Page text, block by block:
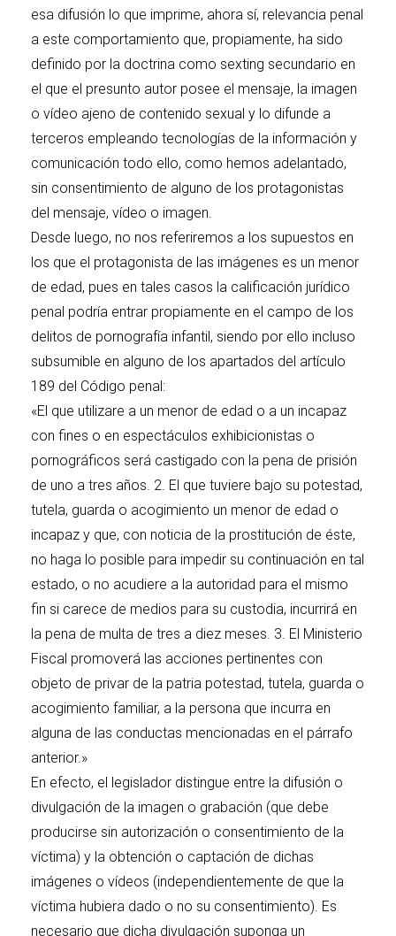
esa difusión lo que imprime, ahora sí, relevancia penal
a este comportamiento que, propiamente, ha sido
definido por la doctrina como sexting secundario en
el que el presunto autor posee el mensaje, la imagen
o vídeo ajeno de contenido sexual y lo difunde a
terceros empleando tecnologías de la información y
comunicación todo ello, como hemos adelantado,
sin consentimiento de alguno de los protagonistas
del mensaje, vídeo o imagen.
Desde luego, no nos referiremos a los supuestos en
los que el protagonista de las imágenes es un menor
de edad, pues en tales casos la calificación jurídico
penal podría entrar propiamente en el campo de los
delitos de pornografía infantil, siendo por ello incluso
subsumible en alguno de los apartados del artículo
189 del Código penal:
«El que utilizare a un menor de edad o a un incapaz
con fines o en espectáculos exhibicionistas o
pornográficos será castigado con la pena de prisión
de uno a tres años. 2. El que tuviere bajo su potestad,
tutela, guarda o acogimiento un menor de edad o
incapaz y que, con noticia de la prostitución de éste,
no haga lo posible para impedir su continuación en tal
estado, o no acudiere a la autoridad para el mismo
fin si carece de medios para su custodia, incurrirá en
la pena de multa de tres a diez meses. 3. El Ministerio
Fiscal promoverá las acciones pertinentes con
objeto de privar de la patria potestad, tutela, guarda o
acogimiento familiar, a la persona que incurra en
alguna de las conductas mencionadas en el párrafo
anterior.»
En efecto, el legislador distingue entre la difusión o
divulgación de la imagen o grabación (que debe
producirse sin autorización o consentimiento de la
víctima) y la obtención o captación de dichas
imágenes o vídeos (independientemente de que la
víctima hubiera dado o no su consentimiento). Es
necesario que dicha divulgación suponga un